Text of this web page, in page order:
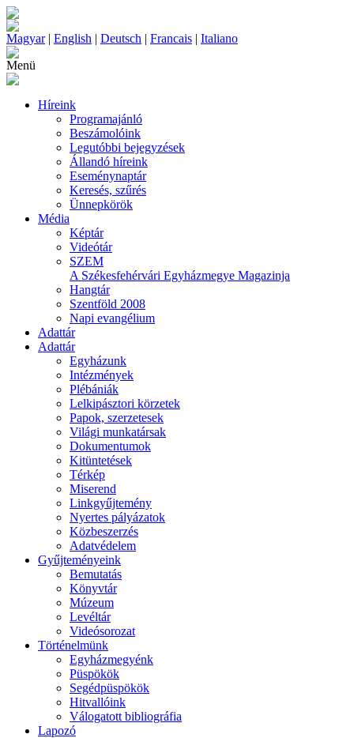
Magyar| English | Deutsch | Francais | Italiano
Menü
Híreink
Programajánló
Beszámolóink
Legutóbbi bejegyzések
Állandó híreink
Eseménynaptár
Keresés, szűrés
Ünnepkörök
Média
Képtár
Videótár
SZEM
A Székesfehérvári Egyházmegye Magazinja
Hangtár
Szentföld 2008
Napi evangélium
Adattár
Adattár
Egyházunk
Intézmények
Plébániák
Lelkipásztori körzetek
Papok, szerzetesek
Világi munkatársak
Dokumentumok
Kitüntetések
Térkép
Miserend
Linkgyűjtemény
Nyertes pályázatok
Közbeszerzés
Adatvédelem
Gyűjteményeink
Bemutatás
Könyvtár
Múzeum
Levéltár
Videósorozat
Történelmünk
Egyházmegyénk
Püspökök
Segédpüspökök
Hitvallóink
Válogatott bibliográfia
Lapozó